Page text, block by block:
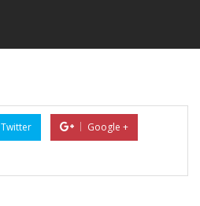
Twitter
Google +